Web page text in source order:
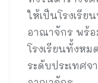
ให้เป็นโรงเรี
อาณาจักร พร้
โรงเรียนทั้งห
ระดับประเทศจ